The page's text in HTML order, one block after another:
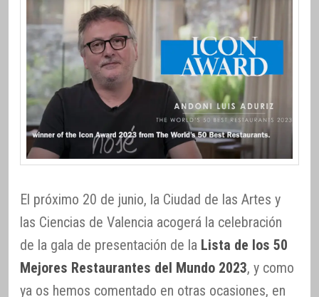
El próximo 20 de junio, la Ciudad de las Artes y
las Ciencias de Valencia acogerá la celebración
de la gala de presentación de la Lista de los 50
Mejores Restaurantes del Mundo 2023, y como
ya os hemos comentado en otras ocasiones, en